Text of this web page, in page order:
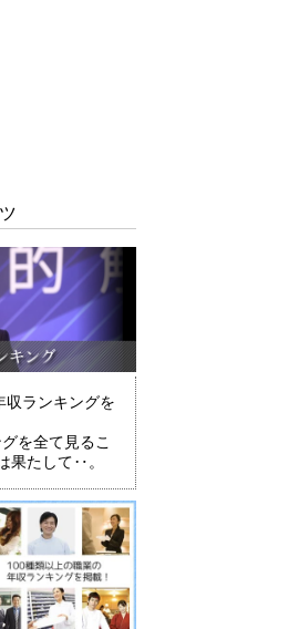
収ランキングを
を全て見るこ
果たして‥。